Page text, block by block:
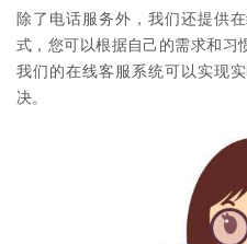
除了电话服务外，我们还提供
式，您可以根据自己的需求和习
我们的在线客服系统可以实现
决。